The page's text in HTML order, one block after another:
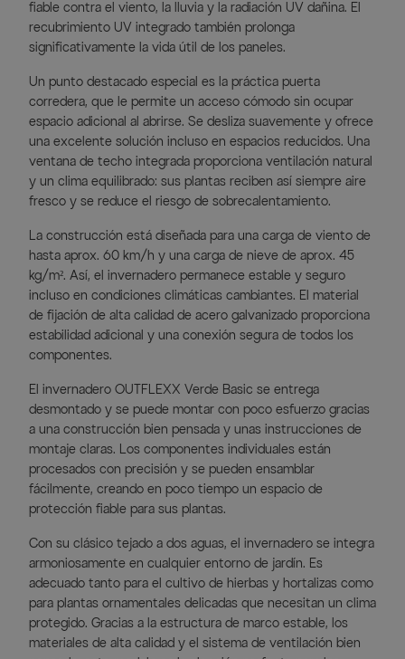
fiable contra el viento, la lluvia y la radiación UV dañina. El
recubrimiento UV integrado también prolonga
significativamente la vida útil de los paneles.
Un punto destacado especial es la práctica puerta
corredera, que le permite un acceso cómodo sin ocupar
espacio adicional al abrirse. Se desliza suavemente y ofrece
una excelente solución incluso en espacios reducidos. Una
ventana de techo integrada proporciona ventilación natural
y un clima equilibrado: sus plantas reciben así siempre aire
fresco y se reduce el riesgo de sobrecalentamiento.
La construcción está diseñada para una carga de viento de
hasta aprox. 60 km/h y una carga de nieve de aprox. 45
kg/m². Así, el invernadero permanece estable y seguro
incluso en condiciones climáticas cambiantes. El material
de fijación de alta calidad de acero galvanizado proporciona
estabilidad adicional y una conexión segura de todos los
componentes.
El invernadero OUTFLEXX Verde Basic se entrega
desmontado y se puede montar con poco esfuerzo gracias
a una construcción bien pensada y unas instrucciones de
montaje claras. Los componentes individuales están
procesados con precisión y se pueden ensamblar
fácilmente, creando en poco tiempo un espacio de
protección fiable para sus plantas.
Con su clásico tejado a dos aguas, el invernadero se integra
armoniosamente en cualquier entorno de jardín. Es
adecuado tanto para el cultivo de hierbas y hortalizas como
para plantas ornamentales delicadas que necesitan un clima
protegido. Gracias a la estructura de marco estable, los
materiales de alta calidad y el sistema de ventilación bien